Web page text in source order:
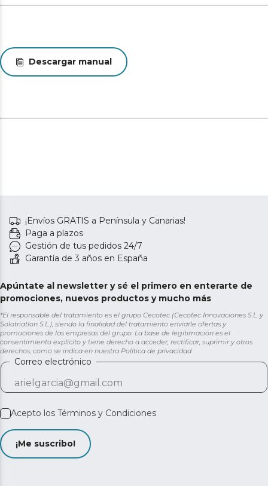
Descargar manual
¡Envíos GRATIS a Península y Canarias!
Paga a plazos
Gestión de tus pedidos 24/7
Garantía de 3 años en España
Apúntate al newsletter y sé el primero en enterarte de
promociones, nuevos productos y mucho más
*El responsable del tratamiento es el grupo Cecotec (Cecotec Innovaciones S.L. y
Solotriatlon S.L.), siendo la finalidad del tratamiento enviarle ofertas y
promociones de las empresas del grupo. La base de legitimación es el
consentimiento explícito y tiene derecho a acceder, rectificar, suprimir y otros
derechos, como se indica en nuestra Política de privacidad
Correo electrónico
Acepto los Términos y Condiciones
¡Me suscribo!